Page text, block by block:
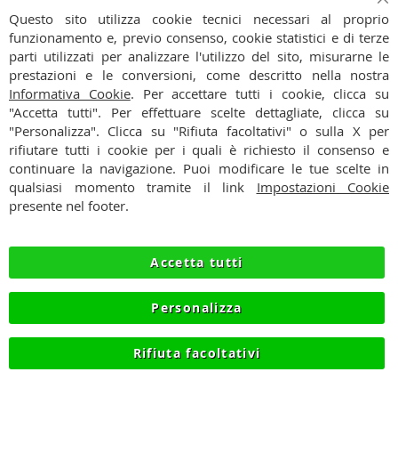
alla
nostra
Newsletter:
Iscriviti
Ho preso visione dell'Informativa Privacy
CONTATTI
CONDIZIONI
PAGAMENTI
PRIVACY
RECESSO
COOKIE
© 2012-2026 NIKMART.IT - P.IVA IT03420740130 - TEL
Questo sito utilizza cookie tecnici necessari al proprio
funzionamento e, previo consenso, cookie statistici e di terze
parti utilizzati per analizzare l'utilizzo del sito, misurarne le
prestazioni e le conversioni, come descritto nella nostra
Informativa Cookie. Per accettare tutti i cookie, clicca su
"Accetta tutti". Per effettuare scelte dettagliate, clicca su
"Personalizza". Clicca su "Rifiuta facoltativi" o sulla X per
rifiutare tutti i cookie per i quali è richiesto il consenso e
continuare la navigazione. Puoi modificare le tue scelte in
qualsiasi momento tramite il link Impostazioni Cookie
presente nel footer.
Accetta tutti
Personalizza
Rifiuta facoltativi